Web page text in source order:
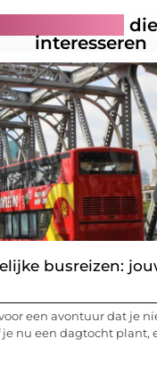
interesseren
busreizen:
een avontuur dat je
je nu een dagtocht plant,